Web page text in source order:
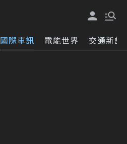
國際車訊 電能世界 交通新訊